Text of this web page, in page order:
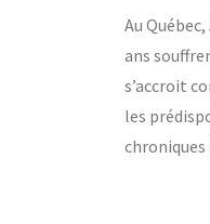
Au
ans
s’accroit
les